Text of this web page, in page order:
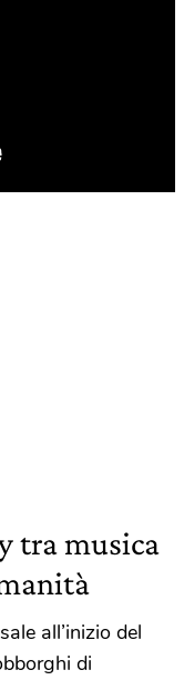
tra musica
all’inizio del
di